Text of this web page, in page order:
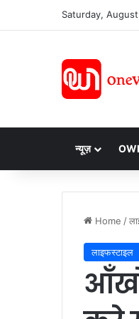
Saturday,
न्यूज़
Home /
लाइफस्टाइल